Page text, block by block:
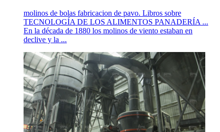
molinos de bolas fabricacion de pavo. Libros sobre
TECNOLOGÍA DE LOS ALIMENTOS PANADERÍA ...
En la década de 1880 los molinos de viento estaban en
declive y la ...